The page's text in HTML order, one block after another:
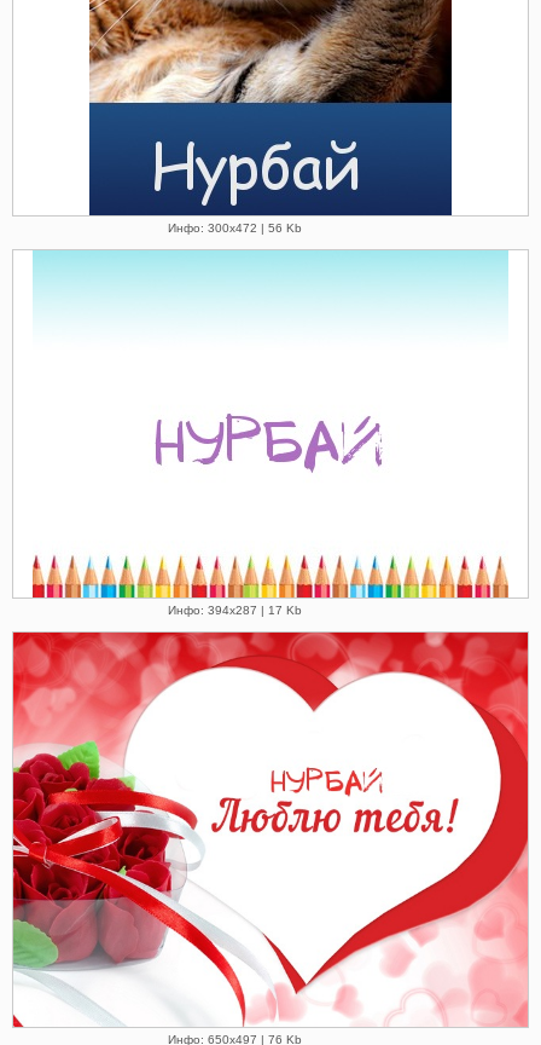
Инфо: 300х472 | 56 Kb
Инфо: 394х287 | 17 Kb
Инфо: 650х497 | 76 Kb